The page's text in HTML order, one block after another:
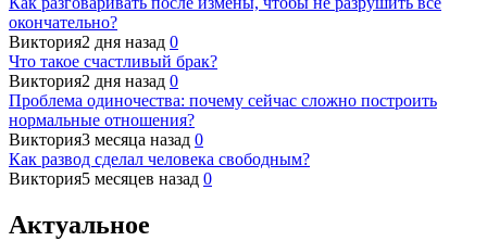
окончательно?
Виктория2 дня назад 0
Что такое счастливый брак?
Виктория2 дня назад 0
Проблема одиночества: почему сейчас сложно построить
нормальные отношения?
Виктория3 месяца назад 0
Как развод сделал человека свободным?
Виктория5 месяцев назад 0
Актуальное